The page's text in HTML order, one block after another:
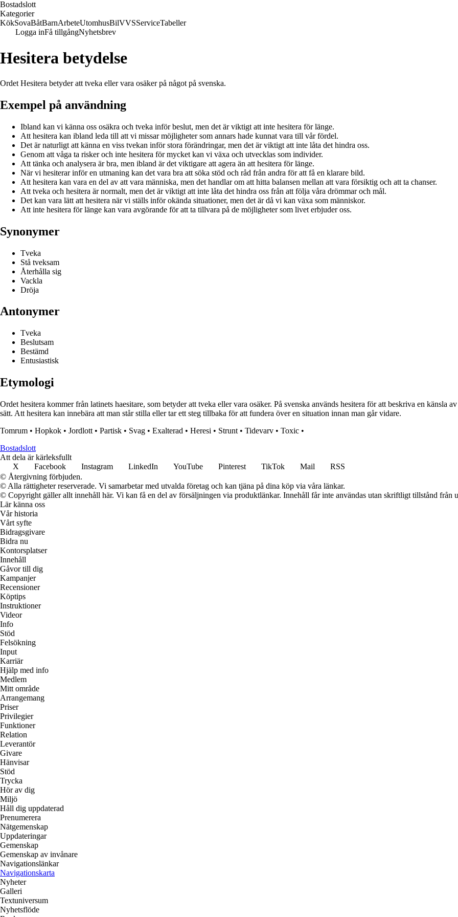
Bostadslott
Kategorier
KökSovaBåtBarnArbeteUtomhusBilVVSServiceTabeller
Logga inFå tillgångNyhetsbrev
Hesitera betydelse
Ordet Hesitera betyder att tveka eller vara osäker på något på svenska.
Exempel på användning
Ibland kan vi känna oss osäkra och tveka inför beslut, men det är viktigt att inte hesitera för länge.
Att hesitera kan ibland leda till att vi missar möjligheter som annars hade kunnat vara till vår fördel.
Det är naturligt att känna en viss tvekan inför stora förändringar, men det är viktigt att inte låta det hindra oss.
Genom att våga ta risker och inte hesitera för mycket kan vi växa och utvecklas som individer.
Att tänka och analysera är bra, men ibland är det viktigare att agera än att hesitera för länge.
När vi hesiterar inför en utmaning kan det vara bra att söka stöd och råd från andra för att få en klarare bild.
Att hesitera kan vara en del av att vara människa, men det handlar om att hitta balansen mellan att vara försiktig och att ta chanser.
Att tveka och hesitera är normalt, men det är viktigt att inte låta det hindra oss från att följa våra drömmar och mål.
Det kan vara lätt att hesitera när vi ställs inför okända situationer, men det är då vi kan växa som människor.
Att inte hesitera för länge kan vara avgörande för att ta tillvara på de möjligheter som livet erbjuder oss.
Synonymer
Tveka
Stå tveksam
Återhålla sig
Vackla
Dröja
Antonymer
Tveka
Beslutsam
Bestämd
Entusiastisk
Etymologi
Ordet hesitera kommer från latinets haesitare, som betyder att tveka eller vara osäker. På svenska används hesitera för att beskriva en känsla
sätt. Att hesitera kan innebära att man står stilla eller tar ett steg tillbaka för att fundera över en situation innan man går vidare.
Tomrum • Hopkok • Jordlott • Partisk • Svag • Exalterad • Heresi • Strunt • Tidevarv • Toxic •
Bostadslott
Att dela är kärleksfullt
X
Facebook Instagram LinkedIn YouTube Pinterest TikTok Mail
RSS
© Återgivning förbjuden.
© Alla rättigheter reserverade. Vi samarbetar med utvalda företag och kan tjäna på dina köp via våra länkar.
© Copyright gäller allt innehåll här. Vi kan få en del av försäljningen via produktlänkar. Innehåll får inte användas utan skriftligt tillstånd från
Lär känna oss
Vår historia
Vårt syfte
Bidragsgivare
Bidra nu
Kontorsplatser
Innehåll
Gåvor till dig
Kampanjer
Recensioner
Köptips
Instruktioner
Videor
Info
Stöd
Felsökning
Input
Karriär
Hjälp med info
Medlem
Mitt område
Arrangemang
Priser
Privilegier
Funktioner
Relation
Leverantör
Givare
Hänvisar
Stöd
Trycka
Hör av dig
Miljö
Håll dig uppdaterad
Prenumerera
Nätgemenskap
Uppdateringar
Gemenskap
Gemenskap av invånare
Navigationslänkar
Navigationskarta
Nyheter
Galleri
Textuniversum
Nyhetsflöde